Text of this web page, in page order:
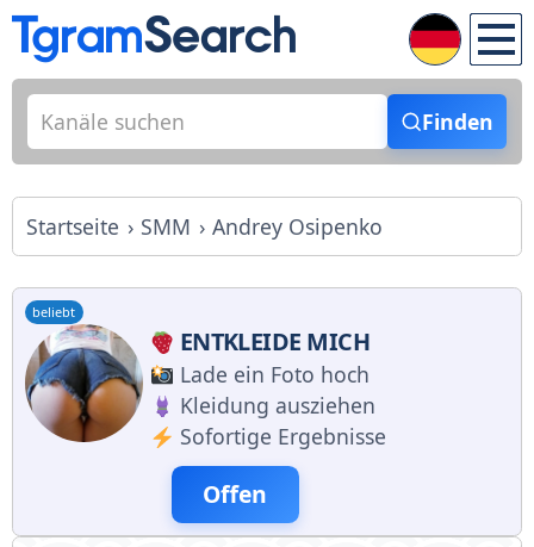
Finden
Startseite SMM Andrey Osipenko
beliebt
ENTKLEIDE MICH
Lade ein Foto hoch
Kleidung ausziehen
Sofortige Ergebnisse
Offen